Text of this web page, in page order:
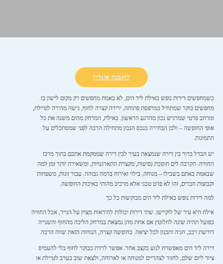
להזמנה אונליין
כשמחפשים דירות נופש באילת ליד הים, לא באמת מחפשים רק מקום לישון בו.
מחפשים בוקר שמתחיל במרפסת פתוחה, ירידה קצרה לחוף, גישה מהירה לטיילת,
ומרחב פרטי שמרגיש נכון מהרגע הראשון. באילת, המרחק מהים משנה את כל
אופי החופשה – ולכן הבחירה בנכס הנכון מתחילה הרבה לפני שמסתכלים על
התמונות.
יש הבדל ברור בין דירה שנמצאת בעיר לבין דירה שממקמת אתכם בתוך מרכז
החוויה. הקרבה לים חוסכת נסיעות, מקצרת התארגנויות, ומשאירה יותר זמן למה
שבאמת באתם בשבילו – מנוחה, בילוי ואירוח ברמה גבוהה. עבור זוגות, משפחות
וקבוצות חברים, זהו לא פרט טכני אלא מרכיב מהותי באיכות החופשה.
למה דירות נופש באילת ליד הים מבוקשות כל כך
אילת היא עיר של לוקיישן. שתי דירות יכולות להיראות מצוין על הנייר, אבל החוויה
בפועל תהיה שונה לחלוטין אם אחת מהן נמצאת במרחק הליכה מהחוף והשנייה
דורשת רכב, חניה ותכנון לכל יציאה. בחופשה קצרה, הנוחות הזאת שווה הרבה.
דירה ליד הים מאפשרת לנוע בקצב אחר. אפשר לרדת בבוקר לחוף בלי להעמיס
ציוד ליום שלם, לחזור לצהריים למנוחה או לארוחה, ולצאת שוב בערב לטיילת או